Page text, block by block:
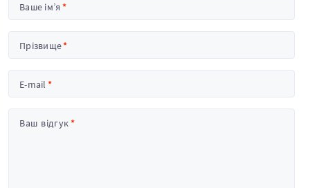
Ваше ім’я
Прізвище
E-mail
Ваш відгук